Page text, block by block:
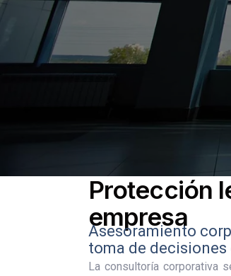
Protección
empresa
Asesoramiento
toma de decisiones
La consultoría corporativa